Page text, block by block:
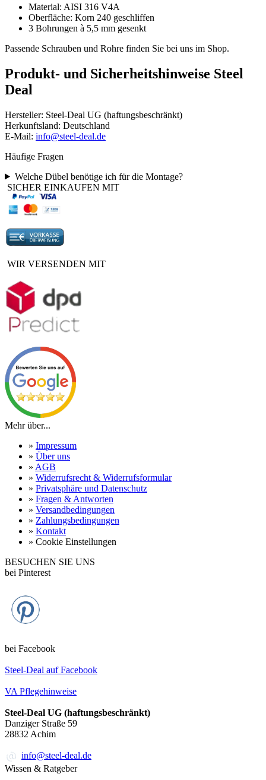
Material: AISI 316 V4A
Oberfläche: Korn 240 geschliffen
3 Bohrungen à 5,5 mm gesenkt
Passende Schrauben und Rohre finden Sie bei uns im Shop.
Produkt- und Sicherheitshinweise Steel
Deal
Hersteller: Steel-Deal UG (haftungsbeschränkt)
Herkunftsland: Deutschland
E-Mail: info@steel-deal.de
Häufige Fragen
Welche Dübel benötige ich für die Montage?
SICHER EINKAUFEN MIT
WIR VERSENDEN MIT
Mehr über...
» Impressum
» Über uns
» AGB
» Widerrufsrecht & Widerrufsformular
» Privatsphäre und Datenschutz
» Fragen & Antworten
» Versandbedingungen
» Zahlungsbedingungen
» Kontakt
» Cookie Einstellungen
BESUCHEN SIE UNS
bei Pinterest
bei Facebook
Steel-Deal auf Facebook
VA Pflegehinweise
Steel-Deal UG (haftungsbeschränkt)
Danziger Straße 59
28832 Achim
info@steel-deal.de
Wissen & Ratgeber